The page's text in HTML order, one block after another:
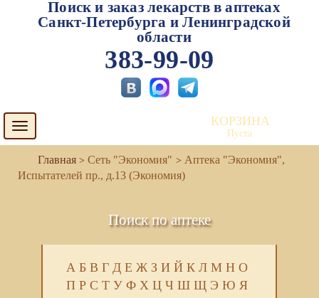
Поиск и заказ лекарств в аптеках
Санкт-Петербурга и Ленинградской
области
383-99-09
Toggle
navigation
КОРЗИНА
Пуста
Сеть "Экономия"
Аптека "Экономия",
Испытателей пр., д.13 (Экономия)
Поиск по аптеке
А Б В Г Д Е Ж З И Й К Л М Н О
П Р С Т У Ф Х Ц Ч Ш Щ Э Ю Я